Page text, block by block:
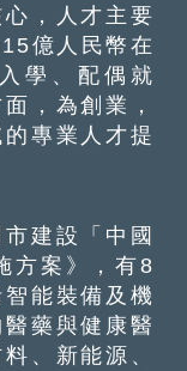
，人才主要
億人民幣在
學、配偶就
，為創業，
專業人才提
建設「中國
方案》，有8
能裝備及機
藥與健康醫
、新能源、